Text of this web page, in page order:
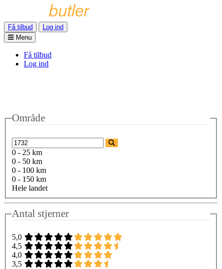
Få tilbud
Log ind
Menu
Få tilbud
Log ind
Område
0 - 25 km
0 - 50 km
0 - 100 km
0 - 150 km
Hele landet
Antal stjerner
5,0
4,5
4,0
3,5